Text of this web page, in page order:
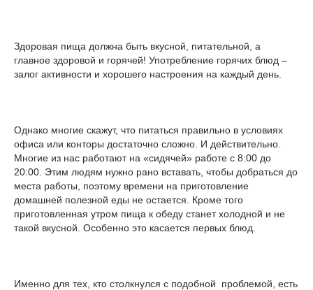
Здоровая пища должна быть вкусной, питательной, а
главное здоровой и горячей! Употребление горячих блюд –
залог активности и хорошего настроения на каждый день.
Однако многие скажут, что питаться правильно в условиях
офиса или конторы достаточно сложно. И действительно.
Многие из нас работают на «сидячей» работе с 8:00 до
20:00. Этим людям нужно рано вставать, чтобы добраться до
места работы, поэтому времени на приготовление
домашней полезной еды не остается. Кроме того
приготовленная утром пища к обеду станет холодной и не
такой вкусной. Особенно это касается первых блюд.
Именно для тех, кто столкнулся с подобной проблемой, есть